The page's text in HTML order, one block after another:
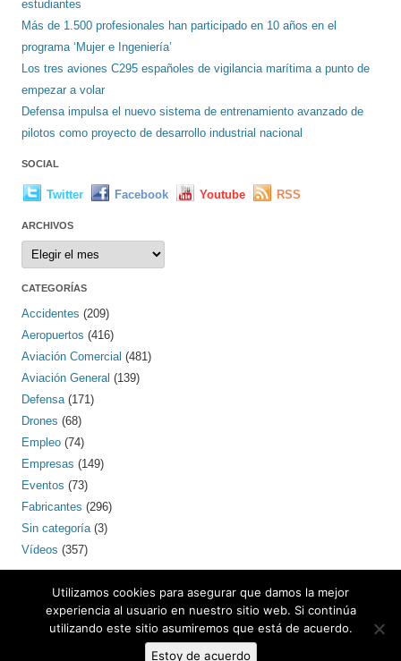
estudiantes
Más de 1.500 profesionales han participado en 10 años en el
programa ‘Mujer e Ingeniería’
Los tres aviones C295 españoles de vigilancia marítima a punto de
empezar a volar
Defensa impulsa el nuevo sistema de entrenamiento avanzado de
pilotos como proyecto de desarrollo industrial nacional
SOCIAL
Twitter Facebook Youtube RSS
ARCHIVOS
Archivos
CATEGORÍAS
Accidentes (209)
Aeropuertos (416)
Aviación Comercial (481)
Aviación General (139)
Defensa (171)
Drones (68)
Empleo (74)
Empresas (149)
Eventos (73)
Fabricantes (296)
Sin categoría (3)
Vídeos (357)
Contacto: bcnaero (arroba) gmail.com
Utilizamos cookies para asegurar que damos la mejor
experiencia al usuario en nuestro sitio web. Si continúa
utilizando este sitio asumiremos que está de acuerdo.
Estoy de acuerdo